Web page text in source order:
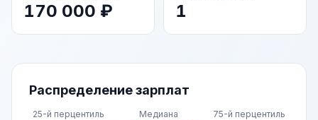
170 000 ₽ 1
Распределение зарплат
25-й перцентиль Медиана 75-й перцентиль